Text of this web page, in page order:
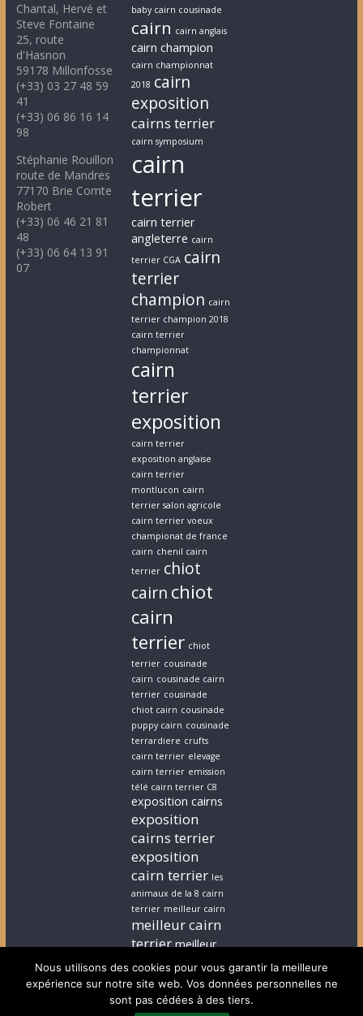
Chantal, Hervé et
Steve Fontaine
25, route
d'Hasnon
59178 Millonfosse
(+33) 03 27 48 59
41
(+33) 06 86 16 14
98
Stéphanie Rouillon
route de Mandres
77170 Brie Comte
Robert
(+33) 06 46 21 81
48
(+33) 06 64 13 91
07
baby cairn cousinade
cairn cairn anglais
cairn champion
cairn championnat
2018 cairn
exposition
cairns terrier
cairn symposium
cairn
terrier
cairn terrier
angleterre cairn
terrier CGA cairn
terrier
champion cairn
terrier champion 2018
cairn terrier
championnat
cairn
terrier
exposition
cairn terrier
exposition anglaise
cairn terrier
montlucon cairn
terrier salon agricole
cairn terrier voeux
championat de france
cairn chenil cairn
terrier chiot
cairn chiot
cairn
terrier chiot
terrier cousinade
cairn cousinade cairn
terrier cousinade
chiot cairn cousinade
puppy cairn cousinade
terrardiere crufts
cairn terrier elevage
cairn terrier emission
télé cairn terrier C8
exposition cairns
exposition
cairns terrier
exposition
cairn terrier les
animaux de la 8 cairn
terrier meilleur cairn
meilleur cairn
terrier meilleur
elevage cairn
terrier
stephanie
cairn terrier
stephanie
chiot cairn terrier
Nous utilisons des cookies pour vous garantir la meilleure
expérience sur notre site web. Vos données personnelles ne
sont pas cédées à des tiers.